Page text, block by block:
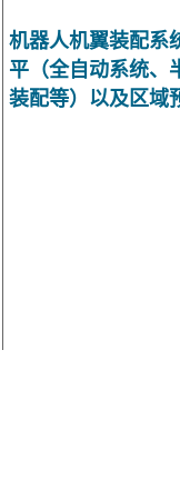
机器人机翼装配系
平（全自动系统、
装配等）以及区域